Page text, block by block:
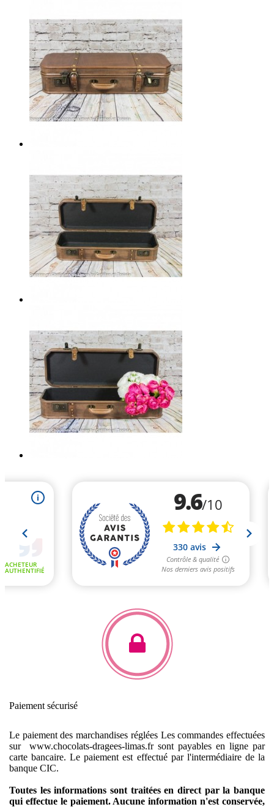
Paiement sécurisé
Le paiement des marchandises réglées Les commandes effectuées
sur www.chocolats-dragees-limas.fr sont payables en ligne par
carte bancaire. Le paiement est effectué par l'intermédiaire de la
banque CIC.
Toutes les informations sont traitées en direct par la banque
qui effectue le paiement. Aucune information n'est conservée,